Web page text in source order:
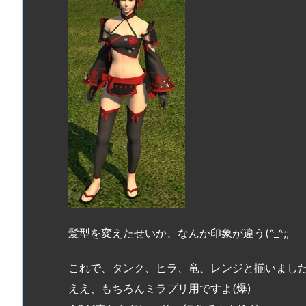
髪型を変えたせいか、なんか印象が違う(^_^;;
これで、タンク、ヒラ、竜、レンジと揃いまし
ええ、もちろんミラプリ用ですよ(爆)